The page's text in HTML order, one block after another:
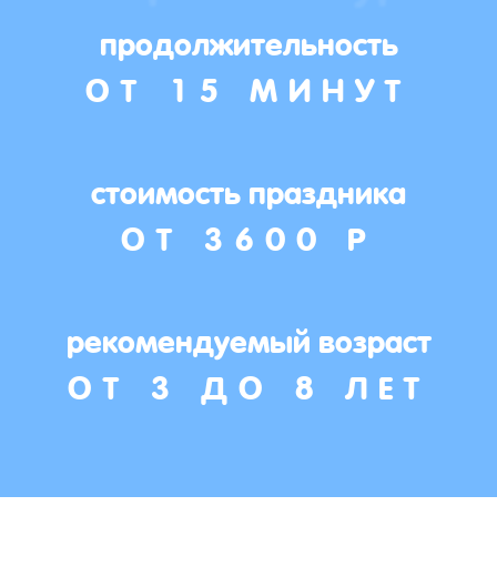
продолжительность
ОТ 15 МИНУТ
стоимость праздника
ОТ 3600 Р
рекомендуемый возраст
ОТ 3 ДО 8 ЛЕТ